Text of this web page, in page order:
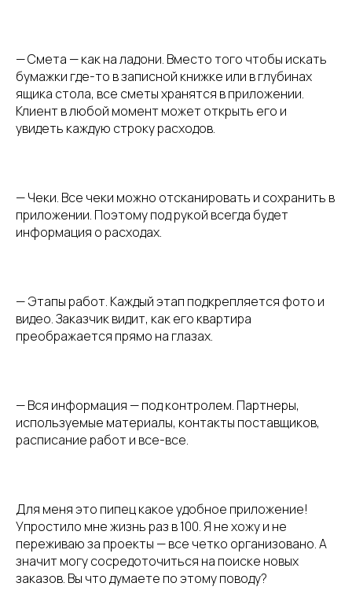
— Смета — как на ладони. Вместо того чтобы искать
бумажки где-то в записной книжке или в глубинах
ящика стола, все сметы хранятся в приложении.
Клиент в любой момент может открыть его и
увидеть каждую строку расходов.
— Чеки. Все чеки можно отсканировать и сохранить в
приложении. Поэтому под рукой всегда будет
информация о расходах.
— Этапы работ. Каждый этап подкрепляется фото и
видео. Заказчик видит, как его квартира
преображается прямо на глазах.
— Вся информация — под контролем. Партнеры,
используемые материалы, контакты поставщиков,
расписание работ и все-все.
Для меня это пипец какое удобное приложение!
Упростило мне жизнь раз в 100. Я не хожу и не
переживаю за проекты — все четко организовано. А
значит могу сосредоточиться на поиске новых
заказов. Вы что думаете по этому поводу?